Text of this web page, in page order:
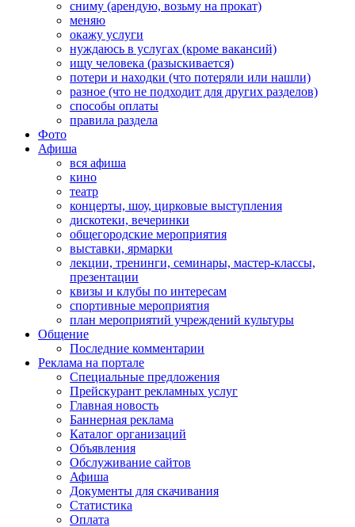
сниму (арендую, возьму на прокат)
меняю
окажу услуги
нуждаюсь в услугах (кроме вакансий)
ищу человека (разыскивается)
потери и находки (что потеряли или нашли)
разное (что не подходит для других разделов)
способы оплаты
правила раздела
Фото
Афиша
вся афиша
кино
театр
концерты, шоу, цирковые выступления
дискотеки, вечеринки
общегородские мероприятия
выставки, ярмарки
лекции, тренинги, семинары, мастер-классы,
презентации
квизы и клубы по интересам
спортивные мероприятия
план мероприятий учреждений культуры
Общение
Последние комментарии
Реклама на портале
Специальные предложения
Прейскурант рекламных услуг
Главная новость
Баннерная реклама
Каталог организаций
Объявления
Обслуживание сайтов
Афиша
Документы для скачивания
Статистика
Оплата